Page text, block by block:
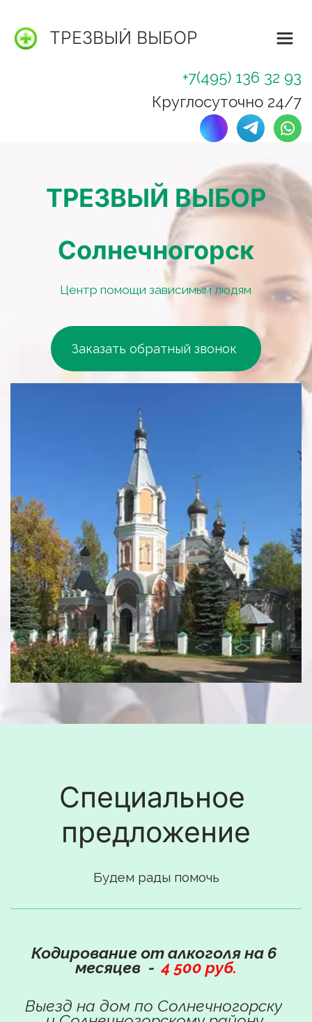
ТРЕЗВЫЙ ВЫБОР
+7(495) 136 32 93
Круглосуточно 24/7
ТРЕЗВЫЙ ВЫБОР
Солнечногорск
Центр помощи зависимым людям
Заказать обратный звонок
Специальное
предложение
Будем рады помочь
Кодирование от алкоголя на 6
месяцев - 4 500 руб.
Выезд на дом по Солнечногорску